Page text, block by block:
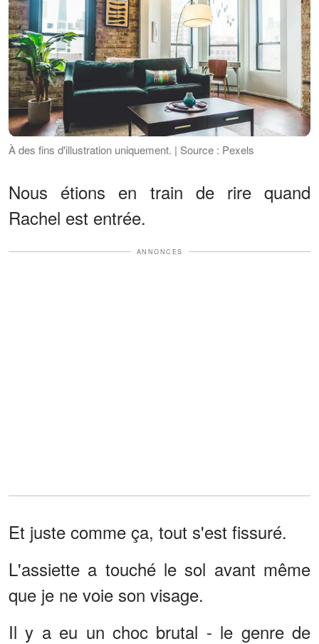
À des fins d'illustration uniquement. | Source : Pexels
Nous étions en train de rire quand
Rachel est entrée.
ANNONCES
Et juste comme ça, tout s'est fissuré.
L'assiette a touché le sol avant même
que je ne voie son visage.
Il y a eu un choc brutal - le genre de